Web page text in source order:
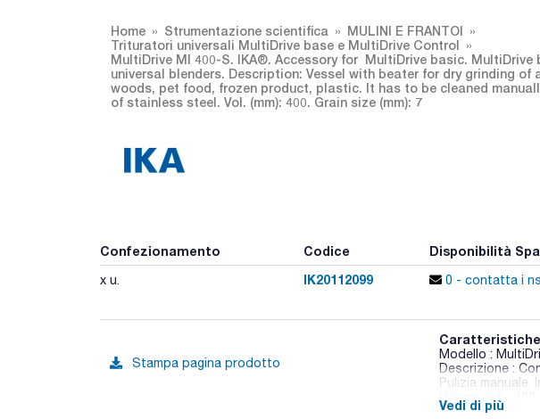
Home Strumentazione scientifica
MULINI E FRANTOI
Trituratori universali MultiDrive base e MultiDrive Control
MultiDrive MI 400-S. IKA®. Accessory for MultiDrive basic.
universal blenders. Description: Vessel with beater for dry grinding
woods, pet food, frozen product, plastic. It has to be cleaned
of stainless steel. Vol. (mm): 400. Grain size (mm): 7
Confezionamento Codice Disponibilità
x u. IK20112099 0 - contatta i
Stampa pagina prodotto
Caratteristiche
Modello :
Descrizione :
Pulizia manuale.
Dimensioni del
Vedi di più